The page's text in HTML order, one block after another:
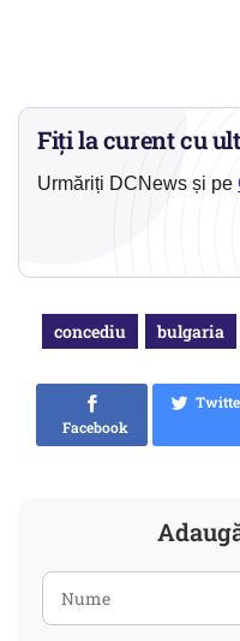
Fiți la curent cu
Urmăriți DCNews și pe
concediu bulgaria
Facebook